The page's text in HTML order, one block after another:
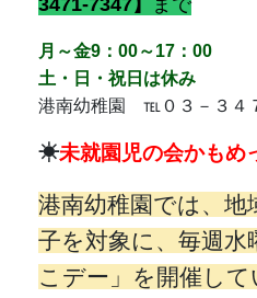
遊びに来た日には、シ
ります♪